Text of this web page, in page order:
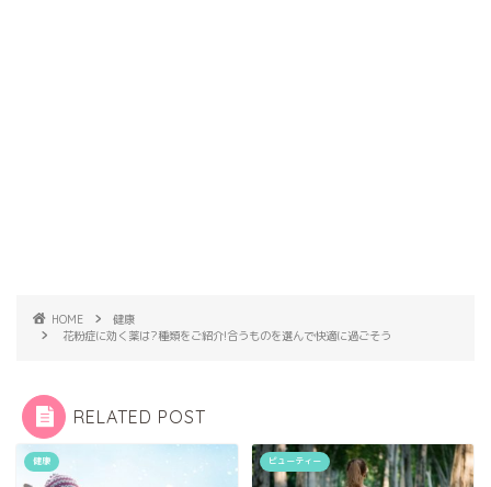
HOME
健康
花粉症に効く薬は?種類をご紹介!合うものを選んで快適に過ごそう
RELATED POST
健康 ビューティー